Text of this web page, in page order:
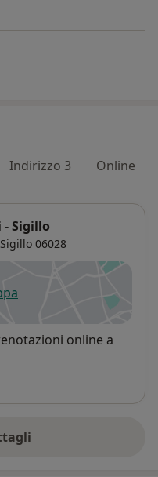
Indirizzo 3 Online
- Sigillo
Sigillo 06028
in una nuova scheda
online a